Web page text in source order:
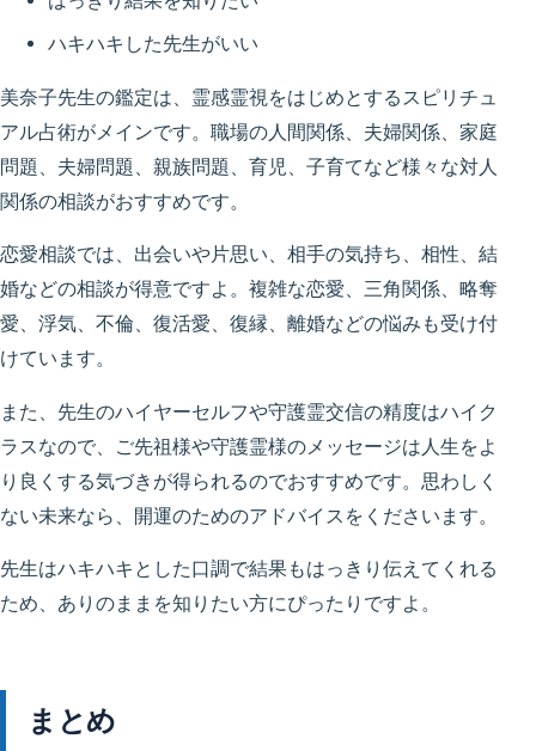
ハキハキした先生がいい
美奈子先生の鑑定は、霊感霊視をはじめとするスピリチュ
アル占術がメインです。職場の人間関係、夫婦関係、家庭
問題、夫婦問題、親族問題、育児、子育てなど様々な対人
関係の相談がおすすめです。
恋愛相談では、出会いや片思い、相手の気持ち、相性、結
婚などの相談が得意ですよ。複雑な恋愛、三角関係、略奪
愛、浮気、不倫、復活愛、復縁、離婚などの悩みも受け付
けています。
また、先生のハイヤーセルフや守護霊交信の精度はハイク
ラスなので、ご先祖様や守護霊様のメッセージは人生をよ
り良くする気づきが得られるのでおすすめです。思わしく
ない未来なら、開運のためのアドバイスをくださいます。
先生はハキハキとした口調で結果もはっきり伝えてくれる
ため、ありのままを知りたい方にぴったりですよ。
まとめ